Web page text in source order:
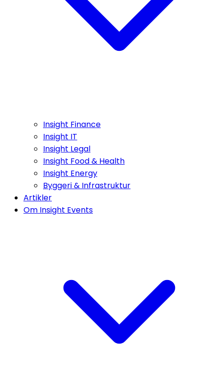
Insight Finance
Insight IT
Insight Legal
Insight Food & Health
Insight Energy
Byggeri & Infrastruktur
Artikler
Om Insight Events